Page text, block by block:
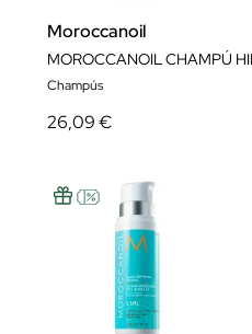
Moroccanoil
MOROCCANOIL CHAMPÚ
Champús
26,09 €